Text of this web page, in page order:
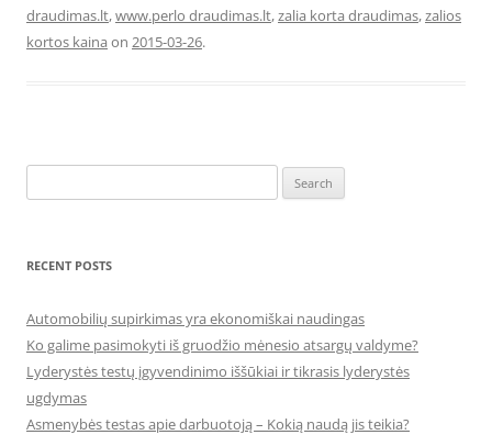
draudimas.lt,www.perlo draudimas.lt,zalia korta draudimas,zalios
kortos kaina on 2015-03-26.
for:
RECENT POSTS
Automobilių supirkimas yra ekonomiškai naudingas
Ko galime pasimokyti iš gruodžio mėnesio atsargų valdyme?
Lyderystės testų įgyvendinimo iššūkiai ir tikrasis lyderystės
ugdymas
Asmenybės testas apie darbuotoją – Kokią naudą jis teikia?